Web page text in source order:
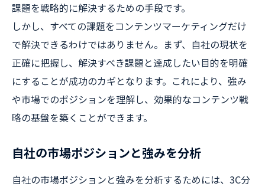
課題を戦略的に解決するための手段です。
しかし、すべての課題をコンテンツマーケティングだけ
で解決できるわけではありません。まず、自社の現状を
正確に把握し、解決すべき課題と達成したい目的を明確
にすることが成功のカギとなります。これにより、強み
や市場でのポジションを理解し、効果的なコンテンツ戦
略の基盤を築くことができます。
自社の市場ポジションと強みを分析
自社の市場ポジションと強みを分析するためには、3C分